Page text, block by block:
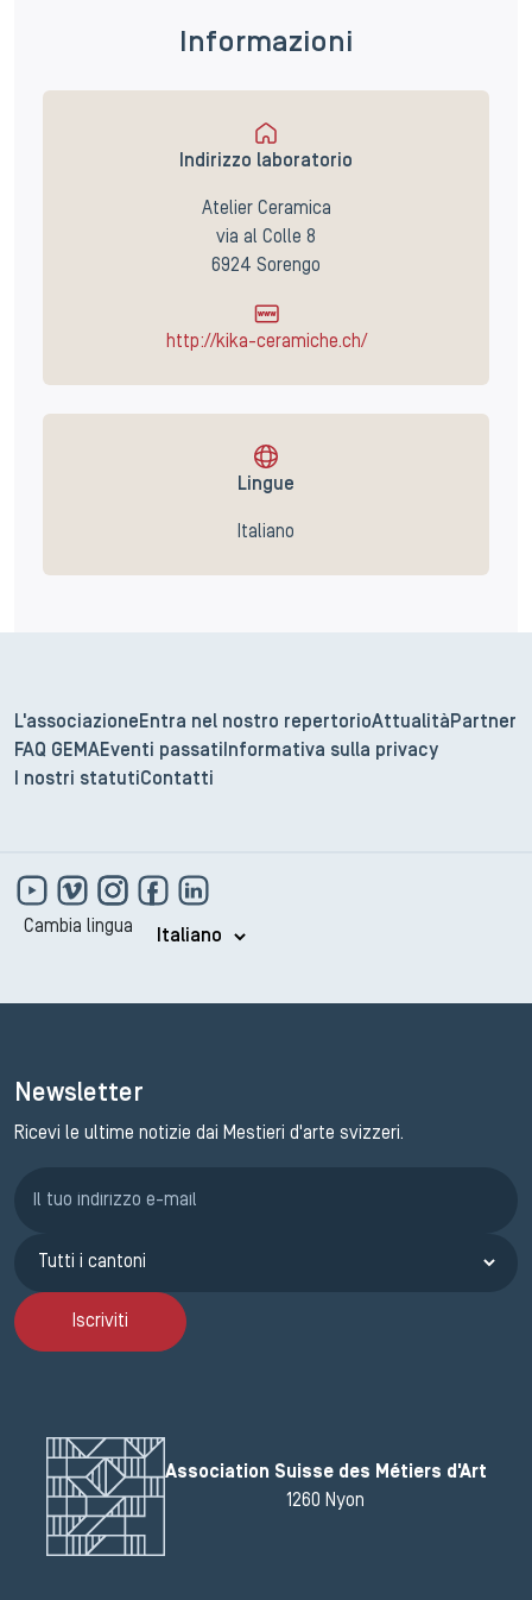
Informazioni
Indirizzo laboratorio
Atelier Ceramica
via al Colle 8
6924 Sorengo
http://kika-ceramiche.ch/
Lingue
Italiano
L'associazione Entra nel nostro repertorioAttualità Partner
FAQ GEMAEventi passati
Informativa sulla privacy
I nostri statuti Contatti
Cambia lingua
Newsletter
Ricevi le ultime notizie dai Mestieri d'arte svizzeri.
Iscriviti
Association Suisse des Métiers d'Art
1260 Nyon